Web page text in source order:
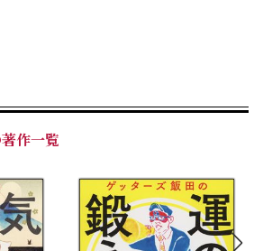
売れてる!!（※1）
でもない量」届いています！
！」（50代／女性）
自身にあるのだと気付かされまし
）
作一覧